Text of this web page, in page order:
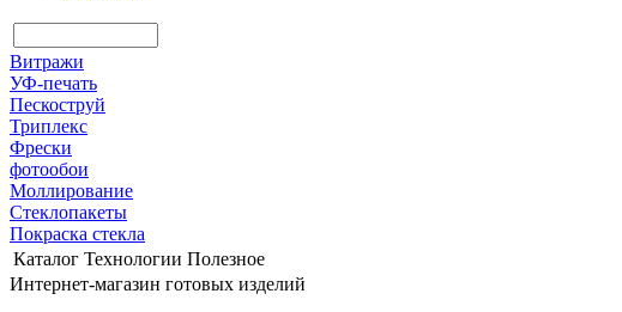
Витражи
УФ-печать
Пескоструй
Триплекс
Фрески
фотообои
Моллирование
Стеклопакеты
Покраска стекла
Каталог Технологии Полезное
Интернет-магазин готовых изделий